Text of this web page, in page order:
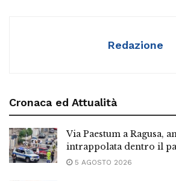
Redazione
Cronaca ed Attualità
Via Paestum a Ragusa,
intrappolata dentro il
5 AGOSTO 2026